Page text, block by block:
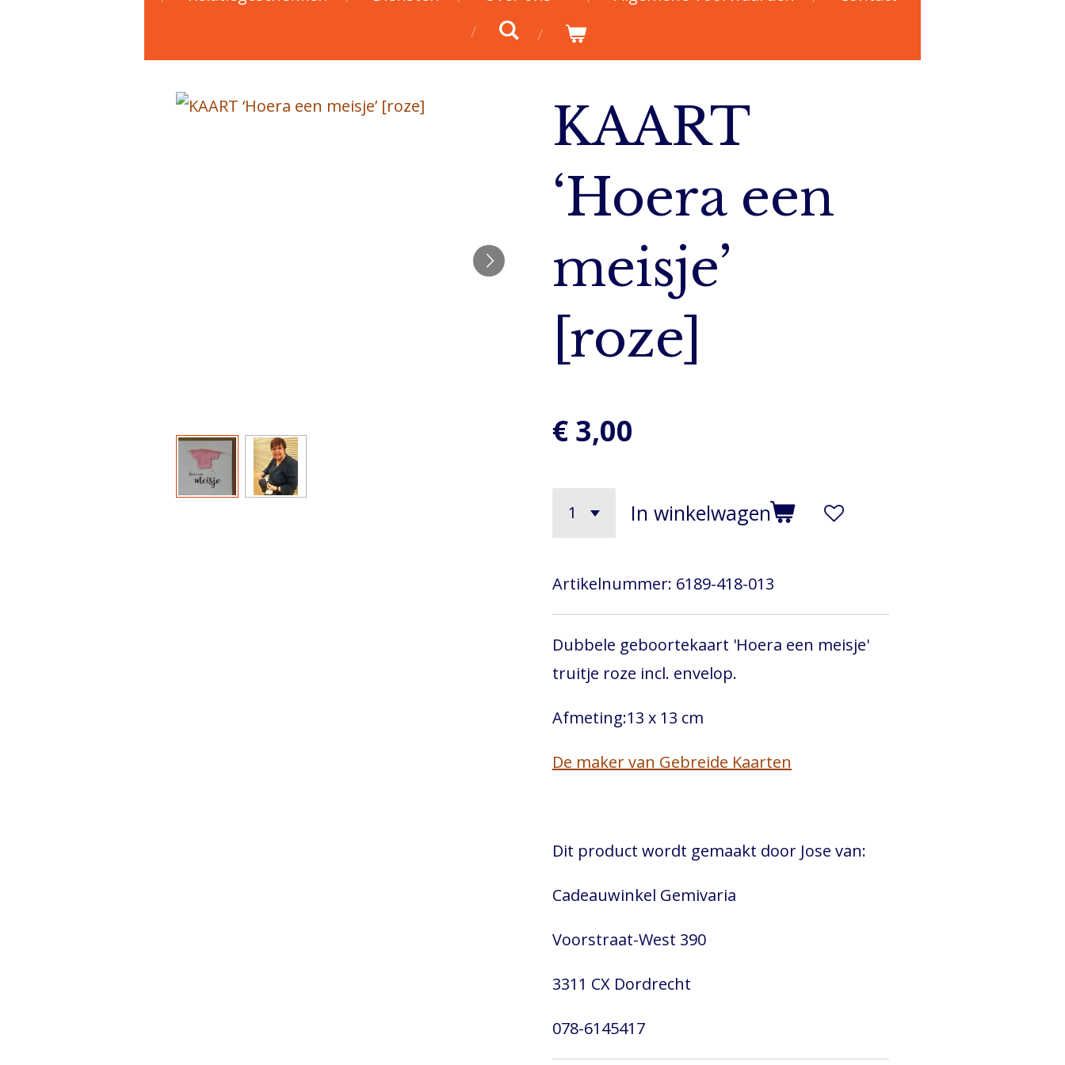
KAART
‘Hoera een
meisje’
[roze]
€ 3,00
In winkelwagen
Artikelnummer: 6189-418-013
Dubbele geboortekaart 'Hoera een meisje'
truitje roze incl. envelop.
Afmeting:13 x 13 cm
De maker van Gebreide Kaarten
Dit product wordt gemaakt door Jose van:
Cadeauwinkel Gemivaria
Voorstraat-West 390
3311 CX Dordrecht
078-6145417